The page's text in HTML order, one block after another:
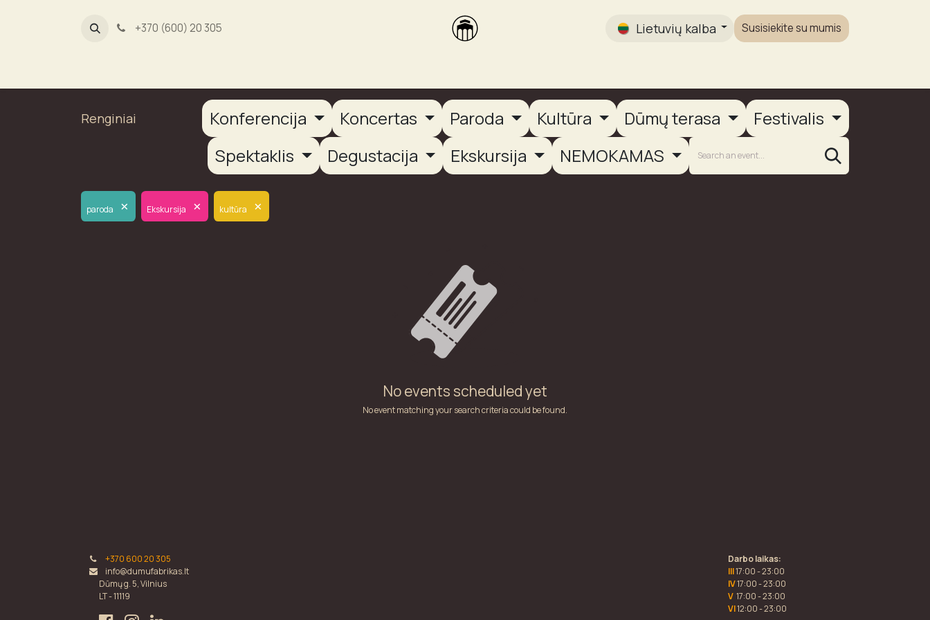
+370 (600) 20 305 Lietuvių kalba Susisiekite su mumis
Renginiai Konferencija Koncertas Paroda Kultūra Dūmų terasa
Festivalis
Spektaklis
Degustacija Ekskursija NEMOKAMAS
paroda × Ekskursija × kultūra ×
No events scheduled yet
No event matching your search criteria could be found.
+370 600 20 305
info@dumufabrikas.lt
Dūmų g. 5, Vilnius
LT - 11119
Darbo laikas:
III17:00 - 23:00
IV17:00 - 23:00
V 17:00 - 23:00
VI12:00 - 23:00